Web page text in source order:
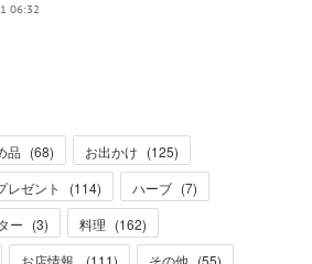
06:32
品 (68) お出かけ (125)
レゼント (114) ハーブ (7)
ー (3) 料理 (162)
お店情報 (111) その他 (55)